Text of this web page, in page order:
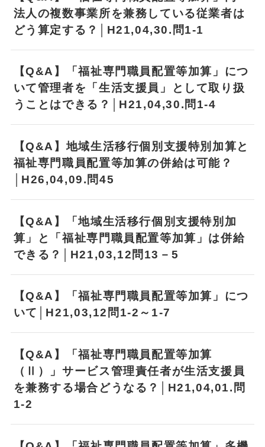
法人の複数事業所を兼務している従業者は
どう算定する？│H21,04,30.問1-1
【Q&A】「福祉専門職員配置等加算」につ
いて管理者を「生活支援員」として取り扱
うことはできる？│H21,04,30.問1-4
【Q&A】地域生活移行個別支援特別加算と
福祉専門職員配置等加算の併給は可能？
│H26,04,09.問45
【Q&A】「地域生活移行個別支援特別加
算」と「福祉専門職員配置等加算」は併給
できる？│H21,03,12問13－5
【Q&A】「福祉専門職員配置等加算」につ
いて│H21,03,12問1-2～1-7
【Q&A】「福祉専門職員配置等加算
（Ⅱ）」サービス管理責任者が生活支援員
を兼務する場合どうなる？│H21,04,01.問
1-2